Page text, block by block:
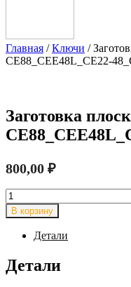
Главная /Ключи /
CE88_CEE48L_CE22-
Заготовка
800,00 ₽
Количество
товара
Заготовка
плоского
ключа
(импорт)
CE88_CEE48L_CE22-
В корзину
Детали
Детали